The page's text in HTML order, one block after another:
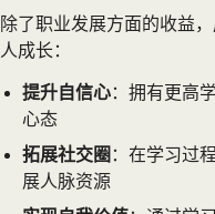
除了职业发展方面的收益
人成长：
提升自信心：拥有更高
心态
拓展社交圈 ：在学习过
展人脉资源